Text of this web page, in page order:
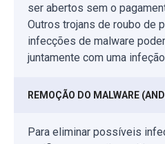
ser abertos sem o
Outros trojans de roubo de
infecções de malware
juntamente com uma
REMOÇÃO DO MALWARE
Para eliminar possíveis